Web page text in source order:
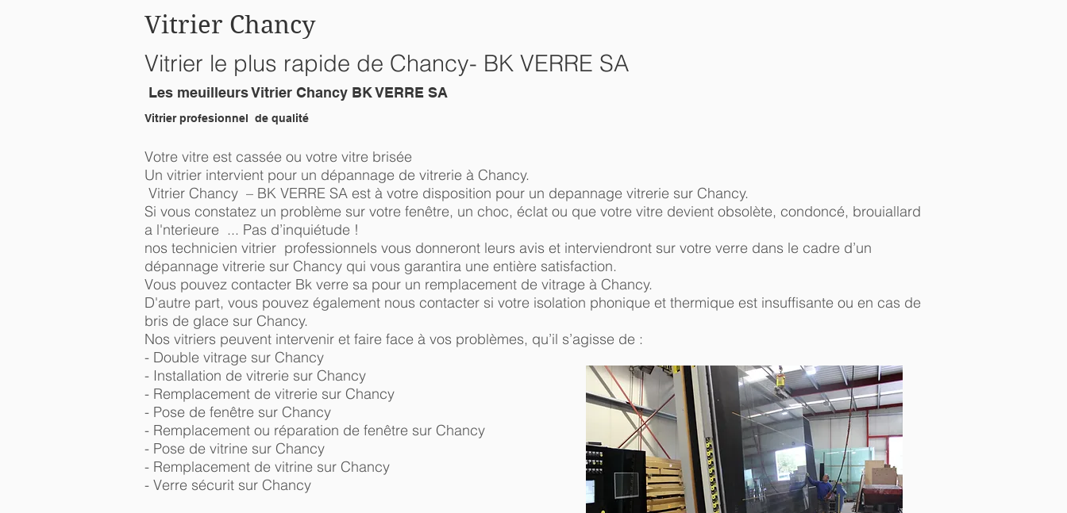
Vitrier Chancy
Vitrier le plus rapide de Chancy- BK VERRE SA
Les meuilleurs Vitrier Chancy BK VERRE SA
Vitrier profesionnel de qualité
Votre vitre est cassée ou votre vitre brisée
Un vitrier intervient pour un dépannage de vitrerie à Chancy.
Vitrier Chancy – BK VERRE SA est à votre disposition pour un depannage vitrerie sur Chancy.
Si vous constatez un problème sur votre fenêtre, un choc, éclat ou que votre vitre devient obsolète, condoncé, brouiallard
a l'nterieure ... Pas d’inquiétude !
nos technicien vitrier professionnels vous donneront leurs avis et interviendront sur votre verre dans le cadre d’un
dépannage vitrerie sur Chancy qui vous garantira une entière satisfaction.
Vous pouvez contacter Bk verre sa pour un remplacement de vitrage à Chancy.
D'autre part, vous pouvez également nous contacter si votre isolation phonique et thermique est insuffisante ou en cas de
bris de glace sur Chancy.
Nos vitriers peuvent intervenir et faire face à vos problèmes, qu’il s’agisse de :
- Double vitrage sur Chancy
- Installation de vitrerie sur Chancy
- Remplacement de vitrerie sur Chancy
- Pose de fenêtre sur Chancy
- Remplacement ou réparation de fenêtre sur Chancy
- Pose de vitrine sur Chancy
- Remplacement de vitrine sur Chancy
- Verre sécurit sur Chancy